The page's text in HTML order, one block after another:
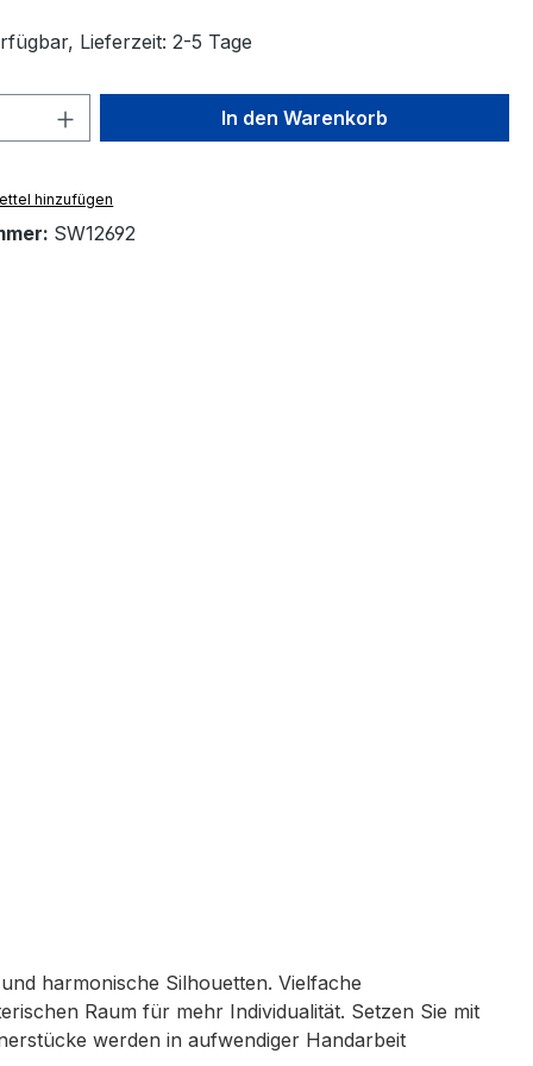
Lieferzeit: 2-5 Tage
Anzahl: Gib den gewünschten Wert
In den Warenkorb
hinzufügen
SW12692
harmonische Silhouetten. Vielfache
Raum für mehr Individualität. Setzen Sie mit
werden in aufwendiger Handarbeit